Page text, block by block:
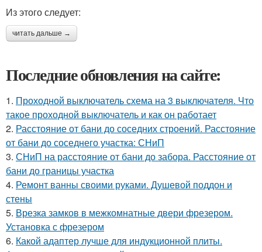
Из этого следует:
читать дальше →
Последние обновления на сайте:
1. Проходной выключатель схема на 3 выключателя. Что
такое проходной выключатель и как он работает
2. Расстояние от бани до соседних строений. Расстояние
от бани до соседнего участка: СНиП
3. СНиП на расстояние от бани до забора. Расстояние от
бани до границы участка
4. Ремонт ванны своими руками. Душевой поддон и
стены
5. Врезка замков в межкомнатные двери фрезером.
Установка с фрезером
6. Какой адаптер лучше для индукционной плиты.